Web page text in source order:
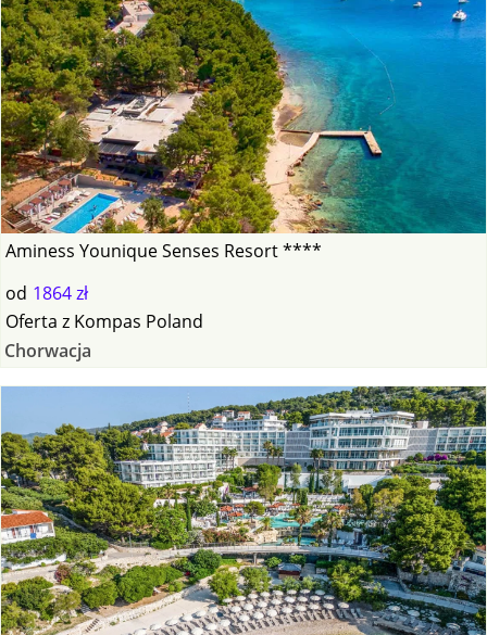
Aminess Younique Senses Resort ****
od 1864 zł
Oferta z Kompas Poland
Chorwacja